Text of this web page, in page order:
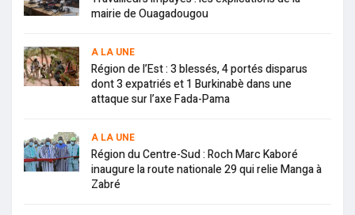
mairie de Ouagadougou
A LA UNE
Région de l’Est : 3 blessés, 4 portés disparus
dont 3 expatriés et 1 Burkinabè dans une
attaque sur l’axe Fada-Pama
A LA UNE
Région du Centre-Sud : Roch Marc Kaboré
inaugure la route nationale 29 qui relie Manga à
Zabré